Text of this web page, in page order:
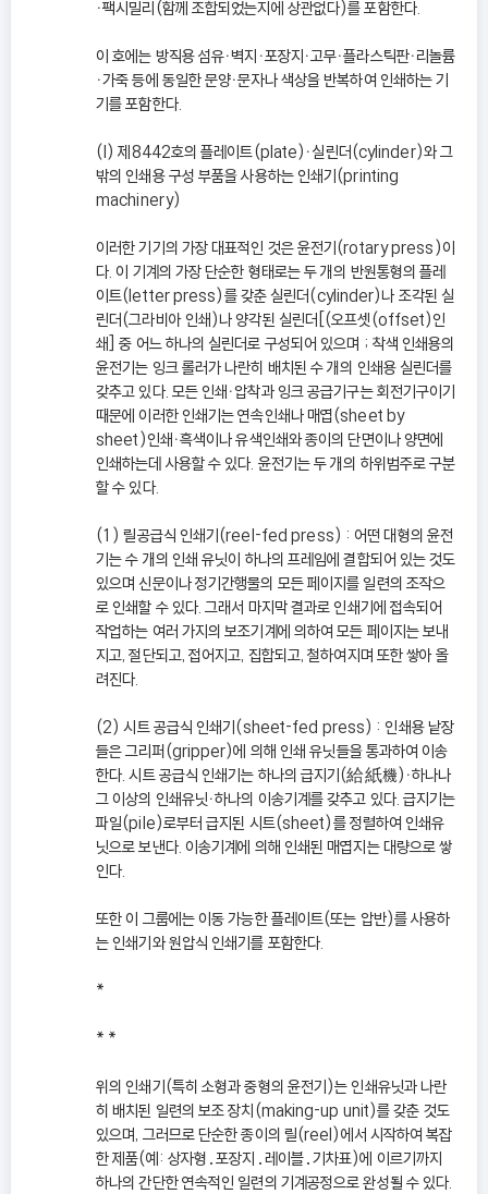
ㆍ팩시밀리(함께 조합되었는지에 상관없다)를 포함한다.
이 호에는 방직용 섬유ㆍ벽지ㆍ포장지ㆍ고무ㆍ플라스틱판ㆍ리놀륨
ㆍ가죽 등에 동일한 문양ㆍ문자나 색상을 반복하여 인쇄하는 기
기를 포함한다.
(I) 제8442호의 플레이트(plate)ㆍ실린더(cylinder)와 그
밖의 인쇄용 구성 부품을 사용하는 인쇄기(printing
machinery)
이러한 기기의 가장 대표적인 것은 윤전기(rotary press)이
다. 이 기계의 가장 단순한 형태로는 두 개의 반원통형의 플레
이트(letter press)를 갖춘 실린더(cylinder)나 조각된 실
린더(그라비아 인쇄)나 양각된 실린더[(오프셋(offset)인
쇄] 중 어느 하나의 실린더로 구성되어 있으며 ; 착색 인쇄용의
윤전기는 잉크 롤러가 나란히 배치된 수 개의 인쇄용 실린더를
갖추고 있다. 모든 인쇄ㆍ압착과 잉크 공급기구는 회전기구이기
때문에 이러한 인쇄기는 연속인쇄나 매엽(sheet by
sheet)인쇄ㆍ흑색이나 유색인쇄와 종이의 단면이나 양면에
인쇄하는데 사용할 수 있다. 윤전기는 두 개의 하위범주로 구분
할 수 있다.
(1) 릴공급식 인쇄기(reel-fed press) : 어떤 대형의 윤전
기는 수 개의 인쇄 유닛이 하나의 프레임에 결합되어 있는 것도
있으며 신문이나 정기간행물의 모든 페이지를 일련의 조작으
로 인쇄할 수 있다. 그래서 마지막 결과로 인쇄기에 접속되어
작업하는 여러 가지의 보조기계에 의하여 모든 페이지는 보내
지고, 절단되고, 접어지고, 집합되고, 철하여지며 또한 쌓아 올
려진다.
(2) 시트 공급식 인쇄기(sheet-fed press) : 인쇄용 낱장
들은 그리퍼(gripper)에 의해 인쇄 유닛들을 통과하여 이송
한다. 시트 공급식 인쇄기는 하나의 급지기(給紙機)ㆍ하나나
그 이상의 인쇄유닛ㆍ하나의 이송기계를 갖추고 있다. 급지기는
파일(pile)로부터 급지된 시트(sheet)를 정렬하여 인쇄유
닛으로 보낸다. 이송기계에 의해 인쇄된 매엽지는 대량으로 쌓
인다.
또한 이 그룹에는 이동 가능한 플레이트(또는 압반)를 사용하
는 인쇄기와 원압식 인쇄기를 포함한다.
*
* *
위의 인쇄기(특히 소형과 중형의 윤전기)는 인쇄유닛과 나란
히 배치된 일련의 보조 장치(making-up unit)를 갖춘 것도
있으며, 그러므로 단순한 종이의 릴(reel)에서 시작하여 복잡
한 제품(예: 상자형․포장지․레이블․기차표)에 이르기까지
하나의 간단한 연속적인 일련의 기계공정으로 완성될 수 있다.